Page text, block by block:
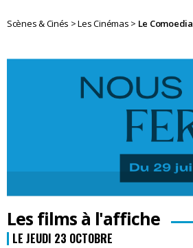
Scènes & Cinés >Les Cinémas > Le Comoedia
Les films à l'affiche
LE JEUDI 23 OCTOBRE